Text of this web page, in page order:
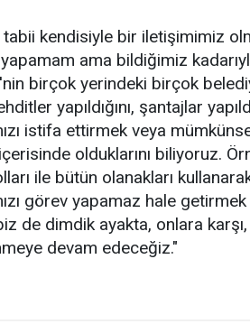
kendisiyle bir iletişimimiz
ama bildiğimiz
birçok yerindeki birçok
yapıldığını, şantajlar
istifa ettirmek veya
olduklarını biliyoruz.
ile bütün olanakları
görev yapamaz hale getirmek
de dimdik ayakta, onlara
devam edeceğiz."